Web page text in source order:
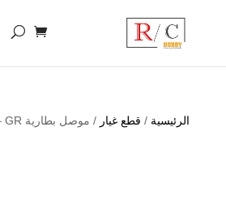
الرئيسية / قطع غيار / موصل بطارية Tamiya – GR